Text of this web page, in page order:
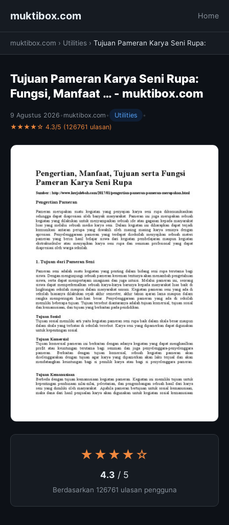
muktibox.com Home
muktibox.com › Utilities › Tujuan Pameran Karya Seni Rupa:
Tujuan Pameran Karya Seni Rupa:
Fungsi, Manfaat … - muktibox.com
9 Agustus 2026 • muktibox.com • Utilities
•
★★★★☆ 4.3/5 (126761 ulasan)
★★★★☆
4.3 / 5
Berdasarkan 126761 ulasan pengguna